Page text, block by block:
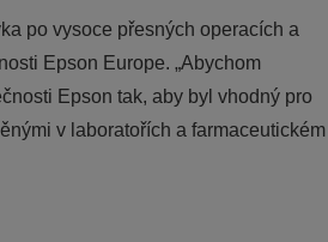
po vysoce přesných operacích a
Epson Europe. „Abychom
Epson tak, aby byl vhodný pro
v laboratořích a farmaceutickém